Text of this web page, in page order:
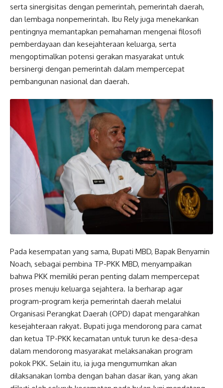
serta sinergisitas dengan pemerintah, pemerintah daerah,
dan lembaga nonpemerintah. Ibu Rely juga menekankan
pentingnya memantapkan pemahaman mengenai filosofi
pemberdayaan dan kesejahteraan keluarga, serta
mengoptimalkan potensi gerakan masyarakat untuk
bersinergi dengan pemerintah dalam mempercepat
pembangunan nasional dan daerah.
Pada kesempatan yang sama, Bupati MBD, Bapak Benyamin
Noach, sebagai pembina TP-PKK MBD, menyampaikan
bahwa PKK memiliki peran penting dalam mempercepat
proses menuju keluarga sejahtera. Ia berharap agar
program-program kerja pemerintah daerah melalui
Organisasi Perangkat Daerah (OPD) dapat mengarahkan
kesejahteraan rakyat. Bupati juga mendorong para camat
dan ketua TP-PKK kecamatan untuk turun ke desa-desa
dalam mendorong masyarakat melaksanakan program
pokok PKK. Selain itu, ia juga mengumumkan akan
dilaksanakan lomba dengan bahan dasar ikan, yang akan